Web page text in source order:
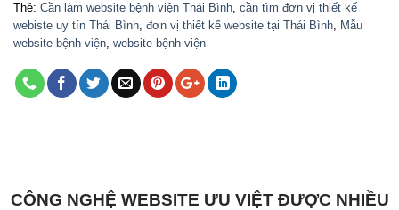
Thẻ: Cần làm website bệnh viện Thái Bình cần tìm đơn vị thiết kế
webiste uy tín Thái Bình đơn vị thiết kế website tại Thái Bình
Mẫu
website bệnh viện website bệnh viện
CÔNG NGHỆ WEBSITE ƯU VIỆT ĐƯỢC NHIỀU